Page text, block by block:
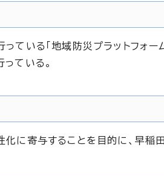
ている「地域防災プラットフォー
ている。
に寄与することを目的に、早稲